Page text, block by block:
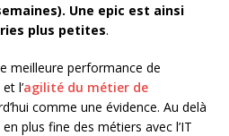
Une epic est ainsi
plus petites.
meilleure performance de
l’agilité du métier de
comme une évidence. Au delà
plus fine des métiers avec l’IT